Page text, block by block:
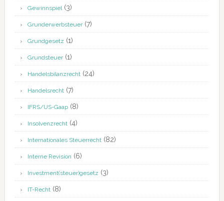
Gewinnspiel(3)
Grunderwerbsteuer(7)
Grundgesetz (1)
Grundsteuer(1)
Handelsbilanzrecht(24)
Handelsrecht(7)
IFRS/US-Gaap(8)
Insolvenzrecht(4)
Internationales Steuerrecht(82)
Interne Revision (6)
Investment(steuer)gesetz (3)
IT-Recht(8)